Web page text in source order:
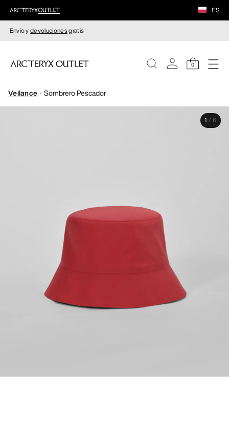
ES
Envío ydevolucionesgratis
0
MUJERE
Veilance Sombrero Pescador
1 / 6